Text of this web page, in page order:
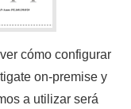
cómo configurar
on-premise y
a utilizar será